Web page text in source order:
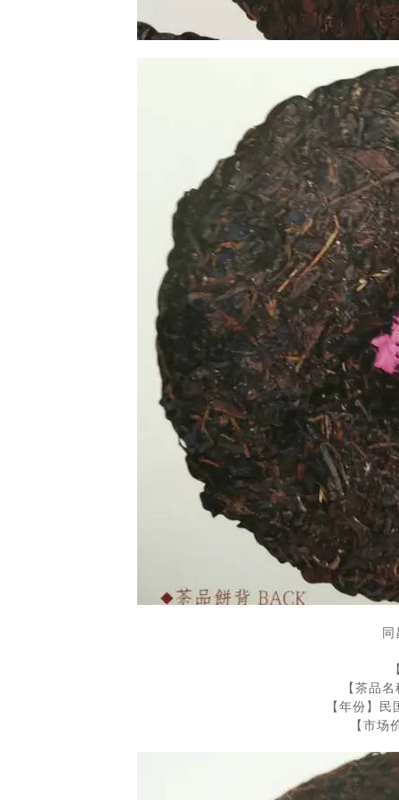
【茶品
【年份】
【市